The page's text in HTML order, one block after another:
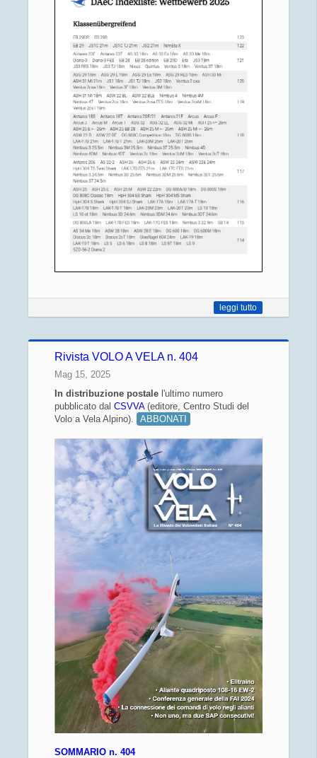
leggi tutto
Rivista VOLO A VELA n. 404
Mag 15, 2025
In distribuzione postalel'ultimo numero
pubblicato dal CSVVA(editore, Centro Studi del
Volo a Vela Alpino).
ABBONATI
SOMMARIO n. 404